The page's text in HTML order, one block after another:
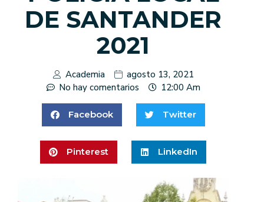
DE SANTANDER
2021
Academia
agosto 13, 2021
No hay comentarios
12:00 Am
Facebook Twitter
Pinterest LinkedIn